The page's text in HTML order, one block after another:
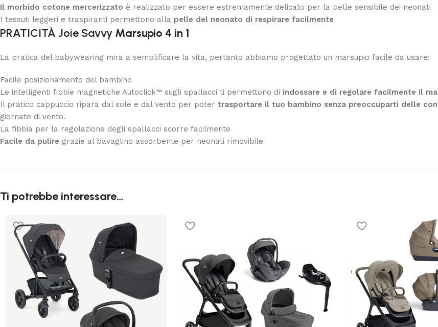
Il morbido cotone mercerizzato è realizzato per essere estremamente delicato per la pelle sensibile dei neonati
I tessuti leggeri e traspiranti permettono alla pelle del neonato di respirare facilmente
PRATICITÀ Joie Savvy Marsupio 4 in 1
La pratica del babywearing mira a semplificare la vita, pertanto abbiamo progettato un marsupio facile da usare:
Facile posizionamento del bambino
Le intelligenti fibbie magnetiche Autoclick™ sugli spallacci ti permettono di indossare e di regolare facilmente il
Il pratico cappuccio ripara dal sole e dal vento per poter trasportare il tuo bambino senza preoccuparti delle
giornate di vento.
La fibbia per la regolazione degli spallacci scorre facilmente
Facile da pulire grazie al bavaglino assorbente per neonati rimovibile
Ti potrebbe interessare…